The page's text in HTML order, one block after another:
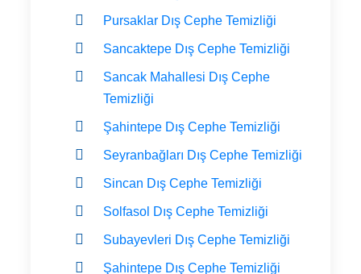
Pursaklar Dış Cephe Temizliği
Sancaktepe Dış Cephe Temizliği
Sancak Mahallesi Dış Cephe
Temizliği
Şahintepe Dış Cephe Temizliği
Seyranbağları Dış Cephe Temizliği
Sincan Dış Cephe Temizliği
Solfasol Dış Cephe Temizliği
Subayevleri Dış Cephe Temizliği
Şahintepe Dış Cephe Temizliği